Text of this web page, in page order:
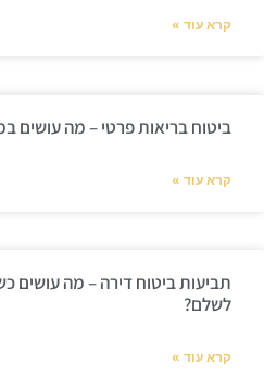
קרא עוד »
ביטוח בריאות פרטי – מה עושים
קרא עוד »
תביעות ביטוח דירה – מה
לשלם?
קרא עוד »